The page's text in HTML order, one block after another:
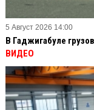
5 Август 2026 14:00
В Гаджигабуле
ВИДЕО